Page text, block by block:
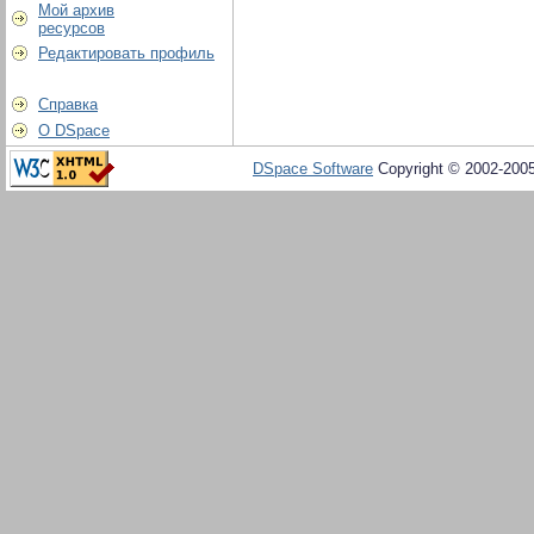
Мой архив
ресурсов
Редактировать профиль
Справка
О DSpace
DSpace Software Copyright © 2002-